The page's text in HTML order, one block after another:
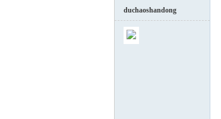
duchaoshandong